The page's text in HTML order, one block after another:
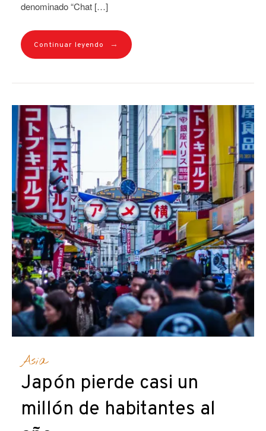
denominado “Chat […]
Continuar leyendo →
Asia
Japón pierde casi un
millón de habitantes al